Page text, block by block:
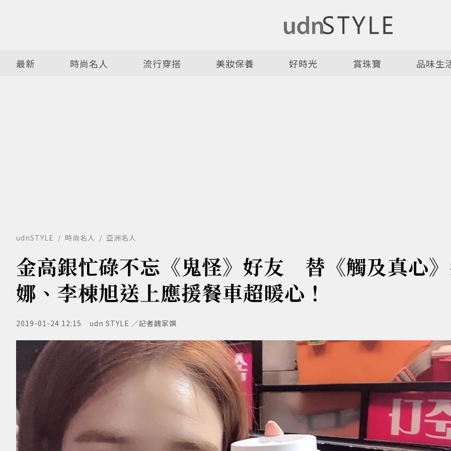
最新 時尚名人 流行穿搭 美妝保養 好時光 賞珠寶 品味生
udnSTYLE 時尚名人 亞洲名人
金高銀忙碌不忘《鬼怪》好友 替《觸及真心
娜、李棟旭送上應援餐車超暖心！
2019-01-24 12:15 udn STYLE ／記者魏家娸